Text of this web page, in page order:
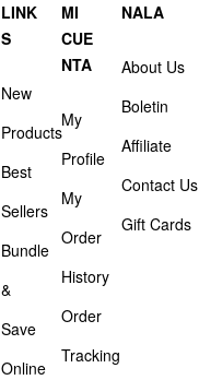
LINK
S
New
Products
Best
Sellers
Bundle
&
Save
Online
MI
CUE
NTA
My
Profile
My
Order
History
Order
Tracking
NALA
About Us
Boletin
Affiliate
Contact Us
Gift Cards